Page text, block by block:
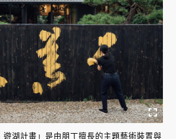
遊湖計畫」是由朋丁擅長的主題藝術裝置與